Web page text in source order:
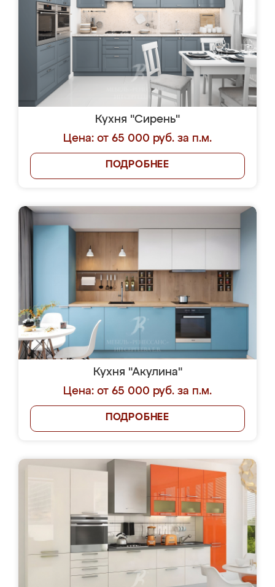
Кухня "Сирень"
Цена: от 65 000 руб. за п.м.
ПОДРОБНЕЕ
Кухня "Акулина"
Цена: от 65 000 руб. за п.м.
ПОДРОБНЕЕ